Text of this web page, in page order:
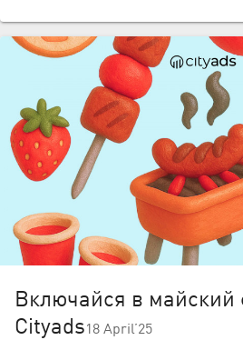
Включайся в майский
Cityads18 April’25